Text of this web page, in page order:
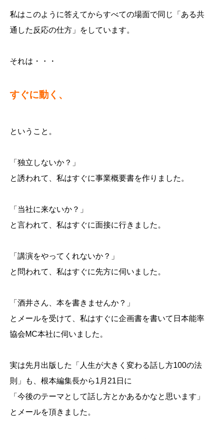
私はこのように答えてからすべての場面で同じ「ある共
通した反応の仕方」をしています。
それは・・・
すぐに動く、
ということ。
「独立しないか？」
と誘われて、私はすぐに事業概要書を作りました。
「当社に来ないか？」
と言われて、私はすぐに面接に行きました。
「講演をやってくれないか？」
と問われて、私はすぐに先方に伺いました。
「酒井さん、本を書きませんか？」
とメールを受けて、私はすぐに企画書を書いて日本能率
協会MC本社に伺いました。
実は先月出版した「人生が大きく変わる話し方100の法
則」も、根本編集長から1月21日に
「今後のテーマとして話し方とかあるかなと思います」
とメールを頂きました。